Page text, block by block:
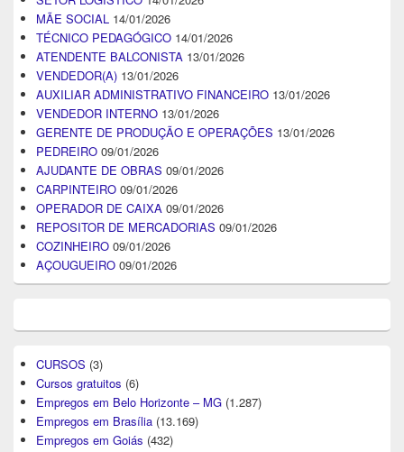
MÃE SOCIAL 14/01/2026
TÉCNICO PEDAGÓGICO 14/01/2026
ATENDENTE BALCONISTA 13/01/2026
VENDEDOR(A) 13/01/2026
AUXILIAR ADMINISTRATIVO FINANCEIRO 13/01/2026
VENDEDOR INTERNO 13/01/2026
GERENTE DE PRODUÇÃO E OPERAÇÕES 13/01/2026
PEDREIRO 09/01/2026
AJUDANTE DE OBRAS 09/01/2026
CARPINTEIRO 09/01/2026
OPERADOR DE CAIXA 09/01/2026
REPOSITOR DE MERCADORIAS 09/01/2026
COZINHEIRO 09/01/2026
AÇOUGUEIRO 09/01/2026
CURSOS (3)
Cursos gratuitos (6)
Empregos em Belo Horizonte – MG (1.287)
Empregos em Brasília (13.169)
Empregos em Goiás (432)